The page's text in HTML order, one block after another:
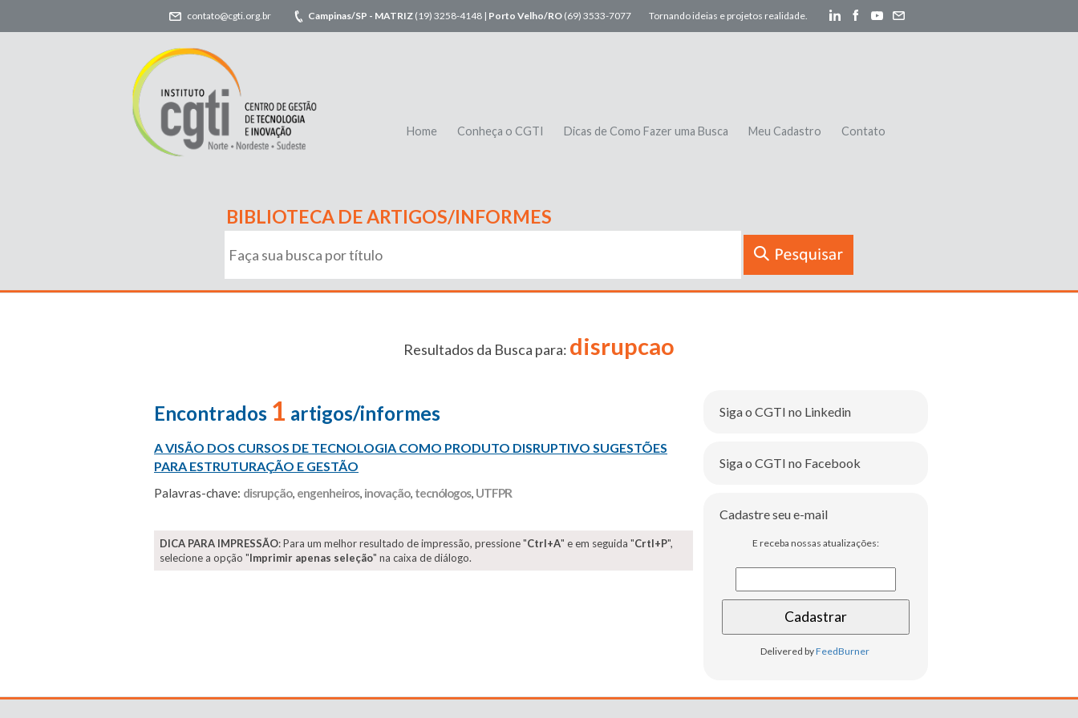
contato@cgti.org.br Campinas/SP - MATRIZ (19) 3258-4148 | Porto Velho/RO (69) 3533-7077 Tornando ideias e projetos realidade.
Home Conheça o CGTI Dicas de Como Fazer uma Busca Meu Cadastro Contato
BIBLIOTECA DE ARTIGOS/INFORMES
Resultados da Busca para: disrupcao
Encontrados 1 artigos/informes
A VISÃO DOS CURSOS DE TECNOLOGIA COMO PRODUTO DISRUPTIVO SUGESTÕES
PARA ESTRUTURAÇÃO E GESTÃO
Palavras-chave: disrupção, engenheiros, inovação, tecnólogos, UTFPR
DICA PARA IMPRESSÃO: Para um melhor resultado de impressão, pressione "Ctrl+A" e em seguida "Crtl+P",
selecione a opção "Imprimir apenas seleção" na caixa de diálogo.
Siga o CGTI no Linkedin
Siga o CGTI no Facebook
Cadastre seu e-mail
E receba nossas atualizações:
Delivered byFeedBurner